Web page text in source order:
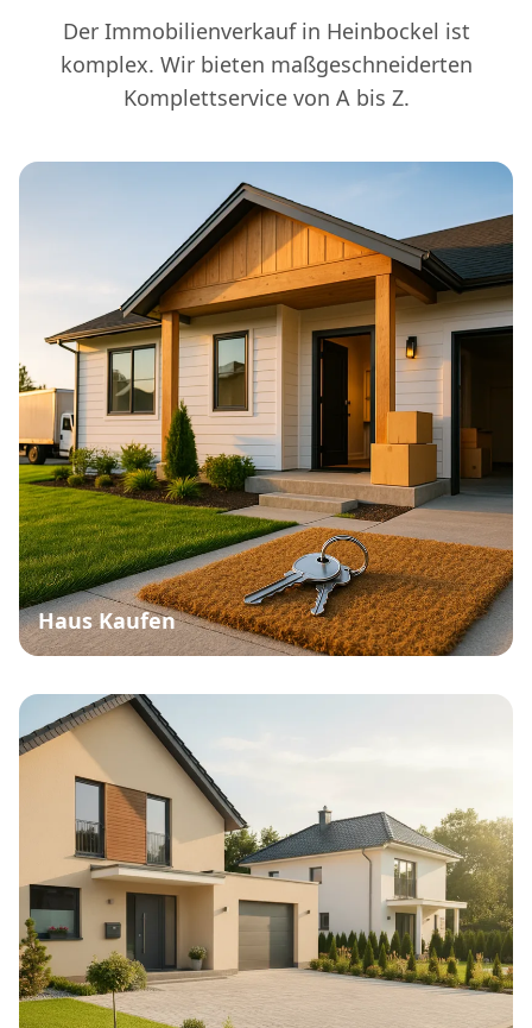
Der Immobilienverkauf in Heinbockel ist
komplex. Wir bieten maßgeschneiderten
Komplettservice von A bis Z.
Haus Kaufen